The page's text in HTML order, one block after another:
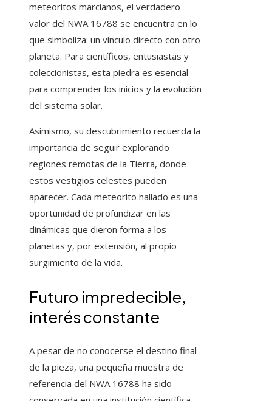
meteoritos marcianos, el verdadero
valor del NWA 16788 se encuentra en lo
que simboliza: un vínculo directo con otro
planeta. Para científicos, entusiastas y
coleccionistas, esta piedra es esencial
para comprender los inicios y la evolución
del sistema solar.
Asimismo, su descubrimiento recuerda la
importancia de seguir explorando
regiones remotas de la Tierra, donde
estos vestigios celestes pueden
aparecer. Cada meteorito hallado es una
oportunidad de profundizar en las
dinámicas que dieron forma a los
planetas y, por extensión, al propio
surgimiento de la vida.
Futuro impredecible,
interés constante
A pesar de no conocerse el destino final
de la pieza, una pequeña muestra de
referencia del NWA 16788 ha sido